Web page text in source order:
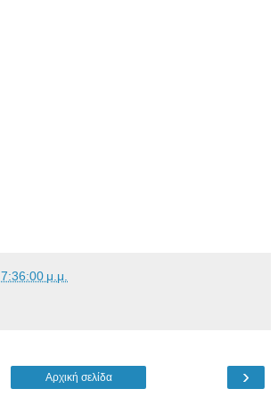
7:36:00 μ.μ.
›
Αρχική σελίδα